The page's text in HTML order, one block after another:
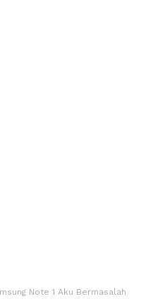
Note 1 Aku Bermasalah